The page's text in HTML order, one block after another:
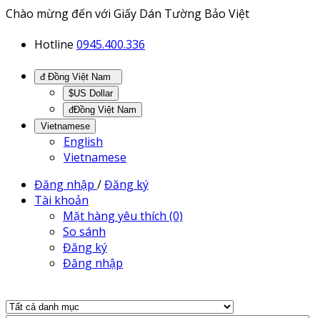
Chào mừng đến với Giấy Dán Tường Bảo Việt
Hotline 0945.400.336
$US Dollar
đĐồng Việt Nam
Vietnamese
English
Vietnamese
Đăng nhập /Đăng ký
Tài khoản
Mặt hàng yêu thích (0)
So sánh
Đăng ký
Đăng nhập